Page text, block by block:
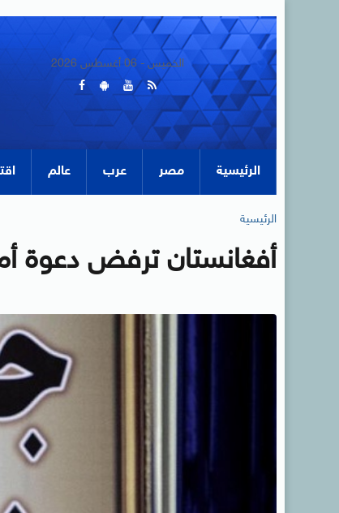
الخميس - 06 أغسطس 2026
الرئيسية مصر عرب عالم
الرئيسية
أفغانستان ترفض دعوة